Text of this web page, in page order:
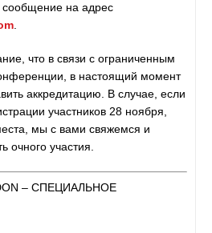
сообщение на адрес
что в связи с ограниченным
в настоящий момент
аккредитацию. В случае, если
участников 28 ноября,
мы с вами свяжемся и
очного участия.
– СПЕЦИАЛЬНОЕ